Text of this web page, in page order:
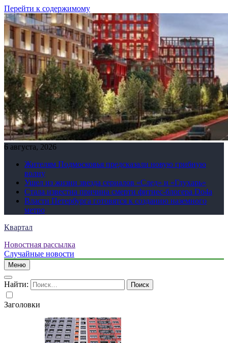
Перейти к содержимому
6 августа, 2026
Жителям Подмосковья предсказали новую грибную
волну
Ушел из жизни звезда сериалов «След» и «Глухарь»
Стала известна причина смерти фитнес-блогера Do4а
Власти Петербурга готовятся к созданию наземного
метро
Квартал
Новостная рассылка
Случайные новости
Меню
Найти:
Заголовки